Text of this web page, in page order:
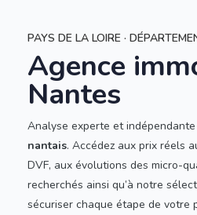
PAYS DE LA LOIRE ·
Agence
Nantes
Analyse experte et
nantais. Accédez aux prix réels
DVF, aux évolutions des micro-
recherchés ainsi qu’à notre
sécuriser chaque étape de votre